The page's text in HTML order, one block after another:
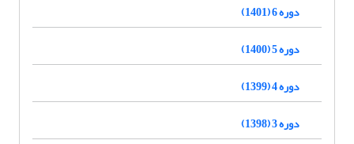
دوره 6 (1401)
دوره 5 (1400)
دوره 4 (1399)
دوره 3 (1398)